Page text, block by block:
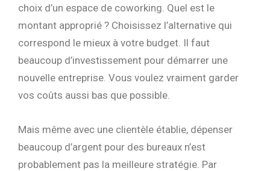
choix d’un espace de coworking. Quel est le
montant approprié ? Choisissez l’alternative qui
correspond le mieux à votre budget. Il faut
beaucoup d’investissement pour démarrer une
nouvelle entreprise. Vous voulez vraiment garder
vos coûts aussi bas que possible.
Mais même avec une clientèle établie, dépenser
beaucoup d’argent pour des bureaux n’est
probablement pas la meilleure stratégie. Par